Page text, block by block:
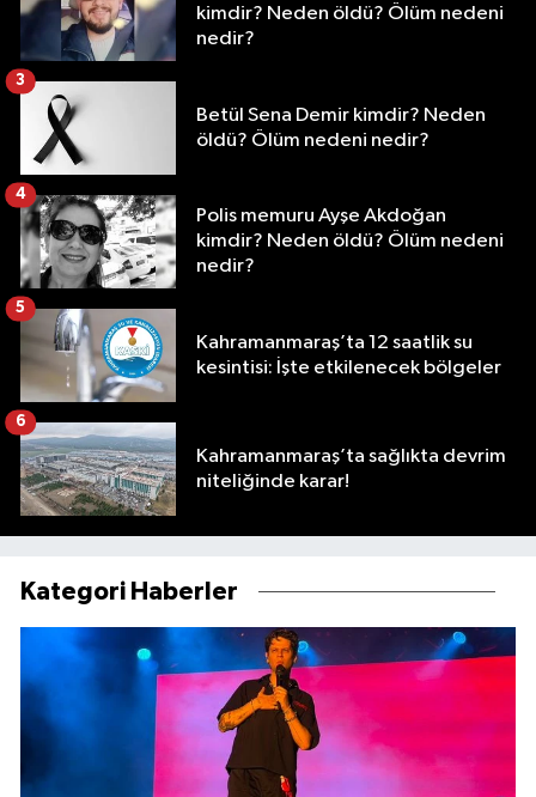
kimdir? Neden öldü? Ölüm nedeni
nedir?
Betül Sena Demir kimdir? Neden
öldü? Ölüm nedeni nedir?
3
Polis memuru Ayşe Akdoğan
kimdir? Neden öldü? Ölüm nedeni
nedir?
4
Kahramanmaraş’ta 12 saatlik su
kesintisi: İşte etkilenecek bölgeler
5
Kahramanmaraş’ta sağlıkta devrim
niteliğinde karar!
6
Kategori Haberler